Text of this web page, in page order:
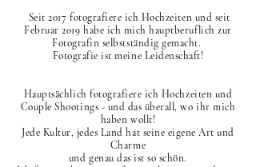
Seit 2017 fotografiere ich Hochzeiten und seit
Februar 2019 habe ich mich hauptberuflich zur
Fotografin selbstständig gemacht.
Fotografie ist meine Leidenschaft!
Hauptsächlich fotografiere ich Hochzeiten und
Couple Shootings - und das überall, wo ihr mich
haben wollt!
Jede Kultur, jedes Land hat seine eigene Art und
Charme
und genau das ist so schön.